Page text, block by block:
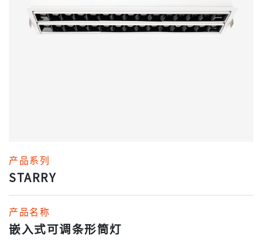
产品系列
STARRY
产品名称
嵌入式可调条形筒灯